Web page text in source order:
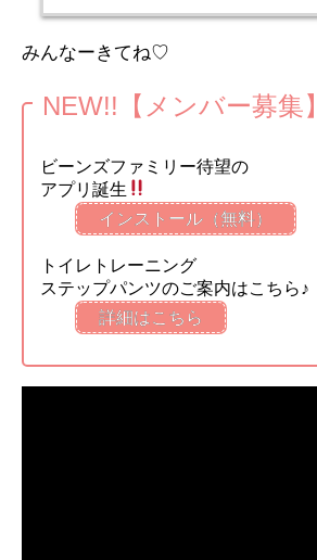
みんなーきてね♡
NEW!!【メンバー募集】
ビーンズファミリー待望の
アプリ誕生
インストール（無料）
トイレトレーニング
ステップパンツのご案内はこちら♪
詳細はこちら